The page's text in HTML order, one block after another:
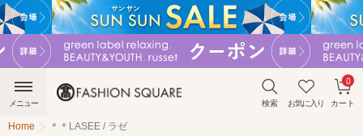
検索 お気に入り カート
0
メニュー
Home ＊＊LASEE / ラゼ